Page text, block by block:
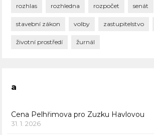
rozhlas rozhledna rozpočet senát
stavební zákon volby zastupitelstvo
životní prostředí žurnál
a
Cena Pelhřimova pro Zuzku Havlovou
31. 1. 2026